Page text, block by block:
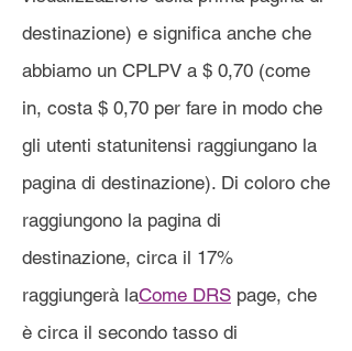
destinazione) e significa anche che
abbiamo un CPLPV a $ 0,70 (come
in, costa $ 0,70 per fare in modo che
gli utenti statunitensi raggiungano la
pagina di destinazione). Di coloro che
raggiungono la pagina di
destinazione, circa il 17%
raggiungerà laCome DRS page, che
è circa il secondo tasso di